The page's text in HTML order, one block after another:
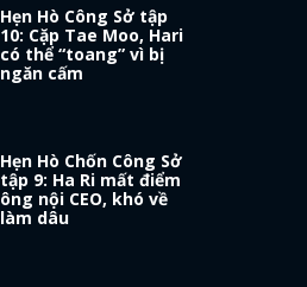
Hẹn Hò Công Sở tập
10: Cặp Tae Moo, Hari
có thể “toang” vì bị
ngăn cấm
Hẹn Hò Chốn Công Sở
tập 9: Ha Ri mất điểm
ông nội CEO, khó về
làm dâu